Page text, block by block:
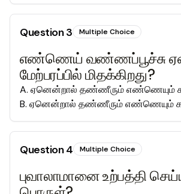
Question3 Multiple Choice
எண்ணெய் வண்ணப்பூச்சு
மேற்பரப்பில் மிதக்கிறது?
A. ஏனென்றால் தண்ணீரும் எண்ணெயும்
B. ஏனென்றால் தண்ணீரும் எண்ணெயும்
Question4 Multiple Choice
புவாலாமானை உற்பத்தி